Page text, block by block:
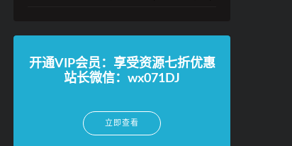
开通VIP会员：享受资源七折优惠
站长微信：wx071DJ
立即查看